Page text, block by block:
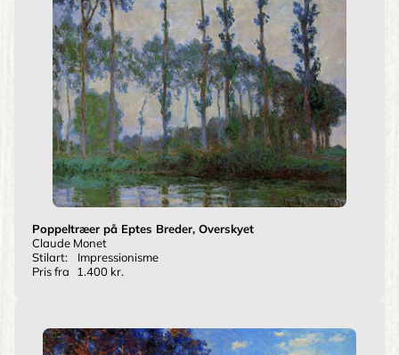
Poppeltræer på Eptes Breder, Overskyet
Claude Monet
Stilart:
Impressionisme
Pris fra
1.400 kr.